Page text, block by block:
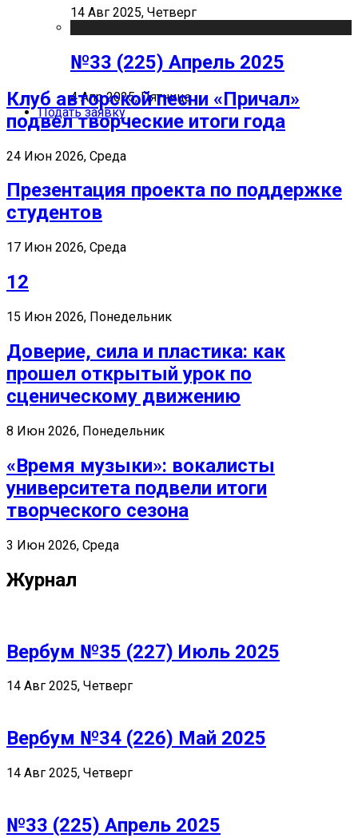
14 Авг 2025, Четверг
№33 (225) Апрель 2025
4 Апр 2025, Пятница
Подать заявку
Клуб авторской песни «Причал»
подвел творческие итоги года
24 Июн 2026, Среда
Презентация проекта по поддержке
студентов
17 Июн 2026, Среда
12
15 Июн 2026, Понедельник
Доверие, сила и пластика: как
прошел открытый урок по
сценическому движению
8 Июн 2026, Понедельник
«Время музыки»: вокалисты
университета подвели итоги
творческого сезона
3 Июн 2026, Среда
Журнал
Вербум №35 (227) Июль 2025
14 Авг 2025, Четверг
Вербум №34 (226) Май 2025
14 Авг 2025, Четверг
№33 (225) Апрель 2025